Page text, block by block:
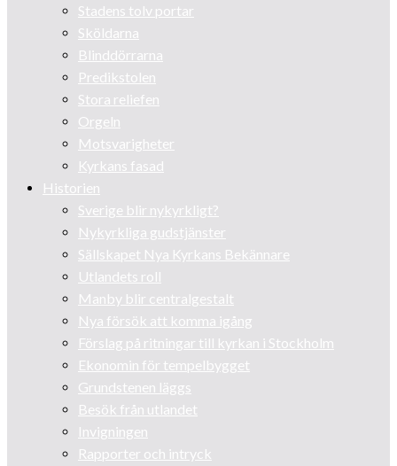
Stadens tolv portar
Sköldarna
Blinddörrarna
Predikstolen
Stora reliefen
Orgeln
Motsvarigheter
Kyrkans fasad
Historien
Sverige blir nykyrkligt?
Nykyrkliga gudstjänster
Sällskapet Nya Kyrkans Bekännare
Utlandets roll
Manby blir centralgestalt
Nya försök att komma igång
Förslag på ritningar till kyrkan i Stockholm
Ekonomin för tempelbygget
Grundstenen läggs
Besök från utlandet
Invigningen
Rapporter och intryck